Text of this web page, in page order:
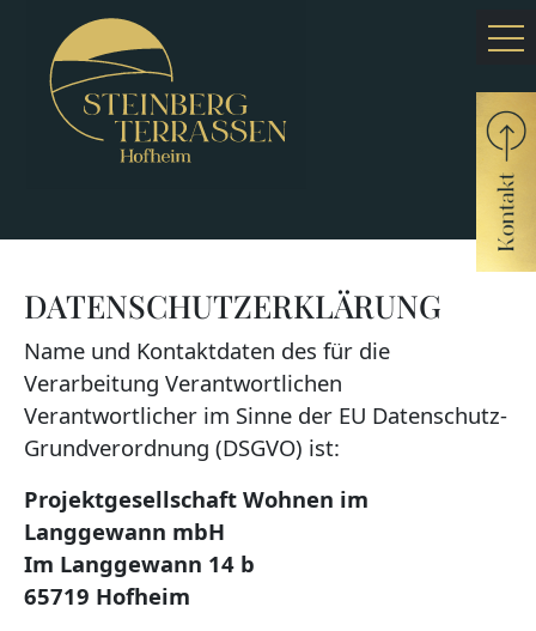
DATENSCHUTZERKLÄRUNG
Name und Kontaktdaten des für die
Verarbeitung Verantwortlichen
Verantwortlicher im Sinne der EU Datenschutz-
Grundverordnung (DSGVO) ist:
Projektgesellschaft Wohnen im
Langgewann mbH
Im Langgewann 14 b
65719 Hofheim